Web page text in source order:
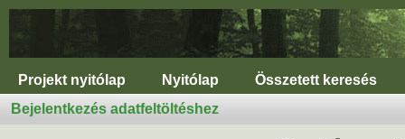
Projekt nyitólap Nyitólap
Összetett keresés
Bejelentkezés adatfeltöltéshez